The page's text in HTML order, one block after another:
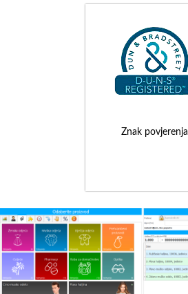
Znak povjerenja